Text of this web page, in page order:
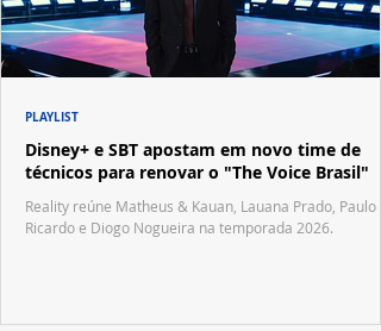
Disney+ e SBT apostam em novo time de
técnicos para renovar o "The Voice Brasil"
Reality reúne Matheus & Kauan, Lauana Prado, Paulo
Ricardo e Diogo Nogueira na temporada 2026.
PLAYLIST